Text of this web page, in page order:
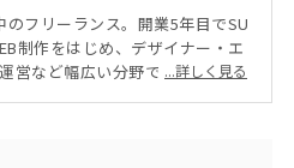
フリーランス。開業5年目でSU
制作をはじめ、デザイナー・エ
営など幅広い分野で活動中。中
...詳しく見る